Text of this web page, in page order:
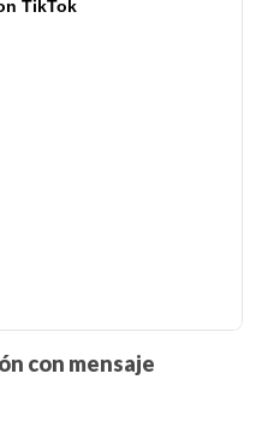
TikTok
con mensaje